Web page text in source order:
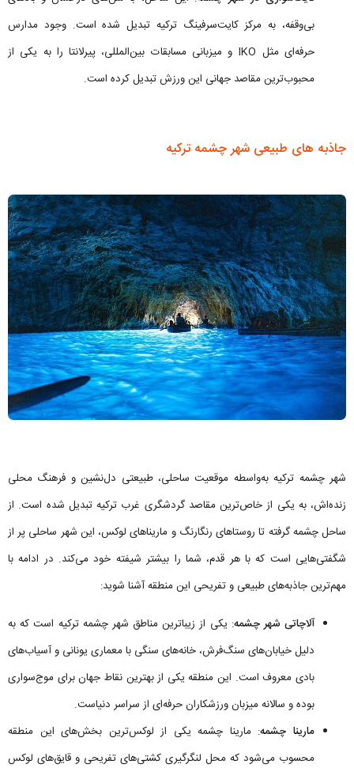
بی‌وقفه، به مرکز کایت‌سرفینگ ترکیه تبدیل شده است. وجود مدارس
حرفه‌ای مثل IKO و میزبانی مسابقات بین‌المللی، پیرلانتا را به یکی از
محبوب‌ترین مقاصد جهانی این ورزش تبدیل کرده است.
جاذبه های طبیعی شهر چشمه ترکیه
شهر چشمه ترکیه به‌واسطه موقعیت ساحلی، طبیعتی دل‌نشین و فرهنگ محلی
زنده‌اش، به یکی از خاص‌ترین مقاصد گردشگری غرب ترکیه تبدیل شده است. از
ساحل چشمه گرفته تا روستاهای رنگارنگ و ماریناهای لوکس، این شهر ساحلی پر از
شگفتی‌هایی است که با هر قدم، شما را بیشتر شیفته خود می‌کند. در ادامه با
مهم‌ترین جاذبه‌های طبیعی و تفریحی این منطقه آشنا شوید:
آلاچاتی شهر چشمه: یکی از زیباترین مناطق شهر چشمه ترکیه است که به
دلیل خیابان‌های سنگ‌فرش، خانه‌های سنگی با معماری یونانی و آسیاب‌های
بادی معروف است. این منطقه یکی از بهترین نقاط جهان برای موج‌سواری
بوده و سالانه میزبان ورزشکاران حرفه‌ای از سراسر دنیاست.
مارینا چشمه: مارینا چشمه یکی از لوکس‌ترین بخش‌های این منطقه
محسوب می‌شود که محل لنگرگیری کشتی‌های تفریحی و قایق‌های لوکس